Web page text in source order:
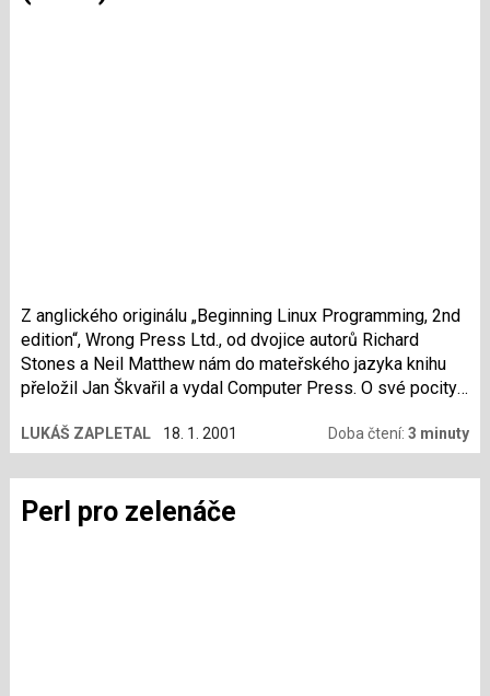
Z anglického originálu „Beginning Linux Programming, 2nd
edition“, Wrong Press Ltd., od dvojice autorů Richard
Stones a Neil Matthew nám do mateřského jazyka knihu
přeložil Jan Škvařil a vydal Computer Press. O své pocity
recenzi.
LUKÁŠ ZAPLETAL 18. 1. 2001 Doba čtení:3 minuty
Perl pro zelenáče